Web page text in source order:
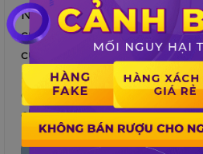
Nhà sản xuất ô tô hạng
của Nga cũng đã tạo ra
cùng đắt giá nhất với
năm thành lập nhà máy
đặc biệt của chai rượu
chai được làm từ 3kg vàng